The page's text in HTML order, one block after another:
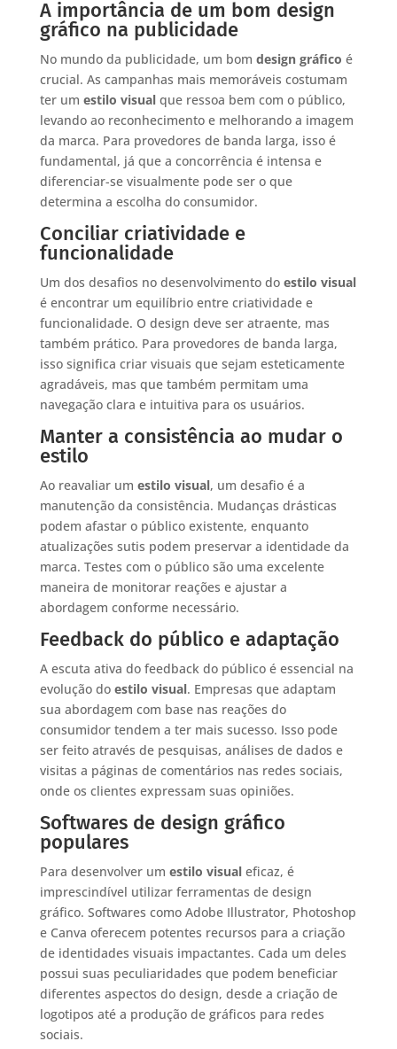
A importância de um bom design
gráfico na publicidade
No mundo da publicidade, um bom design gráfico é
crucial. As campanhas mais memoráveis costumam
ter um estilo visualque ressoa bem com o público,
levando ao reconhecimento e melhorando a imagem
da marca. Para provedores de banda larga, isso é
fundamental, já que a concorrência é intensa e
diferenciar-se visualmente pode ser o que
determina a escolha do consumidor.
Conciliar criatividade e
funcionalidade
Um dos desafios no desenvolvimento do estilo visual
é encontrar um equilíbrio entre criatividade e
funcionalidade. O design deve ser atraente, mas
também prático. Para provedores de banda larga,
isso significa criar visuais que sejam esteticamente
agradáveis, mas que também permitam uma
navegação clara e intuitiva para os usuários.
Manter a consistência ao mudar o
estilo
Ao reavaliar um estilo visual, um desafio é a
manutenção da consistência. Mudanças drásticas
podem afastar o público existente, enquanto
atualizações sutis podem preservar a identidade da
marca. Testes com o público são uma excelente
maneira de monitorar reações e ajustar a
abordagem conforme necessário.
Feedback do público e adaptação
A escuta ativa do feedback do público é essencial na
evolução do estilo visual. Empresas que adaptam
sua abordagem com base nas reações do
consumidor tendem a ter mais sucesso. Isso pode
ser feito através de pesquisas, análises de dados e
visitas a páginas de comentários nas redes sociais,
onde os clientes expressam suas opiniões.
Softwares de design gráfico
populares
Para desenvolver um estilo visualeficaz, é
imprescindível utilizar ferramentas de design
gráfico. Softwares como Adobe Illustrator, Photoshop
e Canva oferecem potentes recursos para a criação
de identidades visuais impactantes. Cada um deles
possui suas peculiaridades que podem beneficiar
diferentes aspectos do design, desde a criação de
logotipos até a produção de gráficos para redes
sociais.